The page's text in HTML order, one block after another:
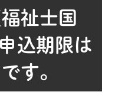
祉士国
込期限は
す。